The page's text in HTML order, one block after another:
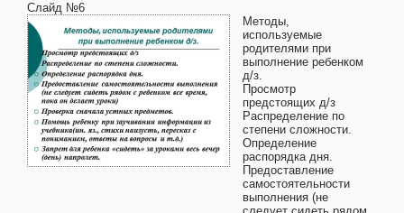
Слайд №6
Методы,
используемые
родителями при
выполнение ребенком
д/з.
Просмотр
предстоящих д/з
Распределение по
степени сложности.
Определение
распорядка дня.
Предоставление
самостоятельности
выполнения (не